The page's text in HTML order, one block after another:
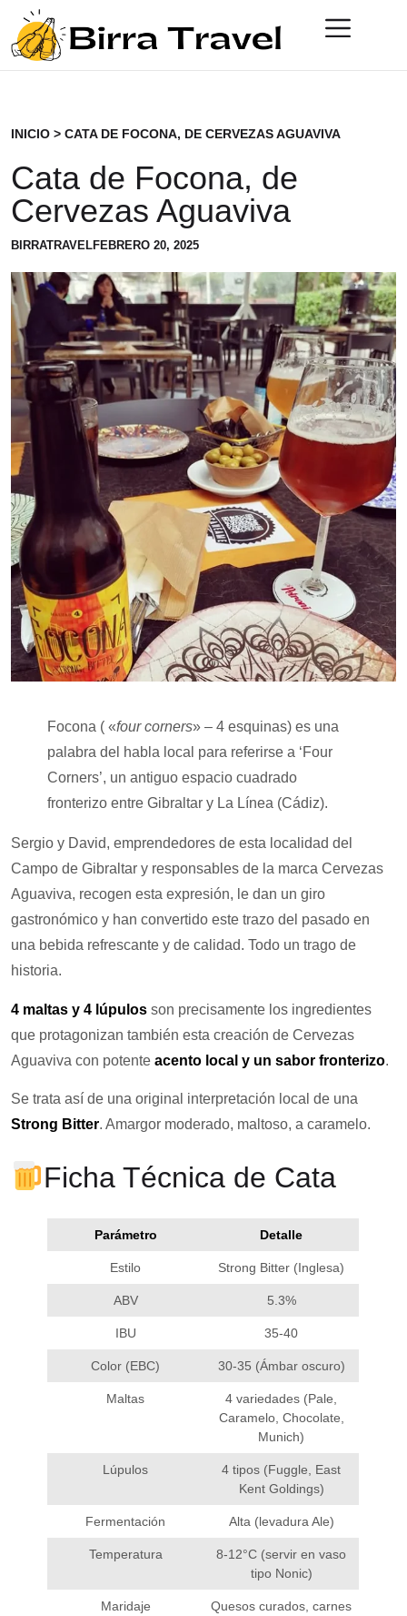
INICIO > CATA DE FOCONA, DE CERVEZAS AGUAVIVA
Cata de Focona, de
Cervezas Aguaviva
BIRRATRAVELFEBRERO 20, 2025
Focona ( «four corners» – 4 esquinas) es una
palabra del habla local para referirse a ‘Four
Corners’, un antiguo espacio cuadrado
fronterizo entre Gibraltar y La Línea (Cádiz).
Sergio y David, emprendedores de esta localidad del
Campo de Gibraltar y responsables de la marca Cervezas
Aguaviva, recogen esta expresión, le dan un giro
gastronómico y han convertido este trazo del pasado en
una bebida refrescante y de calidad. Todo un trago de
historia.
4 maltas y 4 lúpulos son precisamente los ingredientes
que protagonizan también esta creación de Cervezas
Aguaviva con potente acento local y un sabor fronterizo.
Se trata así de una original interpretación local de una
Strong Bitter. Amargor moderado, maltoso, a caramelo.
Ficha Técnica de Cata
Parámetro Detalle
Estilo Strong Bitter (Inglesa)
ABV 5.3%
IBU 35-40
Color (EBC) 30-35 (Ámbar oscuro)
Maltas
4 variedades (Pale,
Caramelo, Chocolate,
Munich)
Lúpulos
4 tipos (Fuggle, East
Kent Goldings)
Fermentación Alta (levadura Ale)
Temperatura
8-12°C (servir en vaso
tipo Nonic)
Maridaje
Quesos curados, carnes